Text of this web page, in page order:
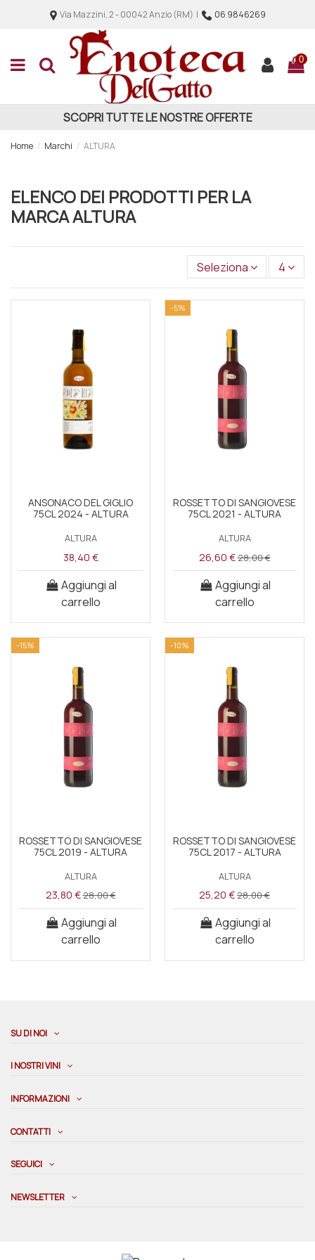
Via Mazzini, 2 - 00042 Anzio (RM) | 06 9846269
0
SCOPRI TUTTE LE NOSTRE OFFERTE
Home Marchi ALTURA
ELENCO DEI PRODOTTI PER LA
MARCA ALTURA
Seleziona 4
ANSONACO DEL GIGLIO
75CL 2024 - ALTURA
ALTURA
38,40 €
Aggiungi al
carrello
-5%
ROSSETTO DI SANGIOVESE
75CL 2021 - ALTURA
ALTURA
26,60 €28,00 €
Aggiungi al
carrello
-15%
ROSSETTO DI SANGIOVESE
75CL 2019 - ALTURA
ALTURA
23,80 €28,00 €
Aggiungi al
carrello
-10%
ROSSETTO DI SANGIOVESE
75CL 2017 - ALTURA
ALTURA
25,20 €28,00 €
Aggiungi al
carrello
SU DI NOI
I NOSTRI VINI
INFORMAZIONI
CONTATTI
SEGUICI
NEWSLETTER